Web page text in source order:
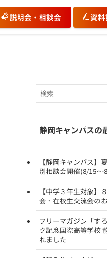
説明会・相談会 資料
静岡キャンパスの
【静岡キャンパス】
別相談会開催(8/15～
【中学３年生対象】
会・在校生交流会の
フリーマガジン「す
ク記念国際高等学校
れました